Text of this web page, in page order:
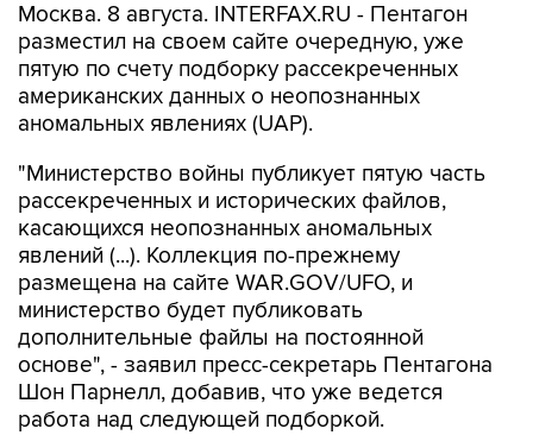
Москва. 8 августа. INTERFAX.RU - Пентагон
разместил на своем сайте очередную, уже
пятую по счету подборку рассекреченных
американских данных о неопознанных
аномальных явлениях (UAP).
"Министерство войны публикует пятую часть
рассекреченных и исторических файлов,
касающихся неопознанных аномальных
явлений (...). Коллекция по-прежнему
размещена на сайте WAR.GOV/UFO, и
министерство будет публиковать
дополнительные файлы на постоянной
основе", - заявил пресс-секретарь Пентагона
Шон Парнелл, добавив, что уже ведется
работа над следующей подборкой.